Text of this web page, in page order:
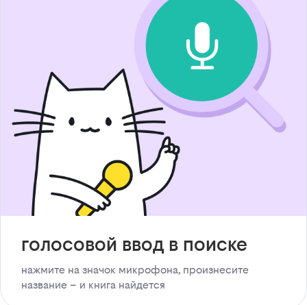
голосовой ввод в поиске
нажмите на значок микрофона, произнесите
название – и книга найдется